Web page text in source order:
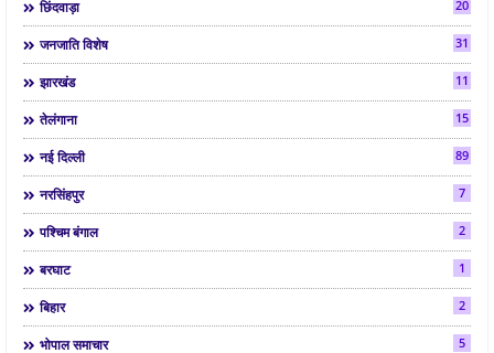
छिंदवाड़ा 20
जनजाति विशेष 31
झारखंड 11
तेलंगाना 15
नई दिल्ली 89
नरसिंहपुर 7
पश्चिम बंगाल 2
बरघाट 1
बिहार 2
भोपाल समाचार 5